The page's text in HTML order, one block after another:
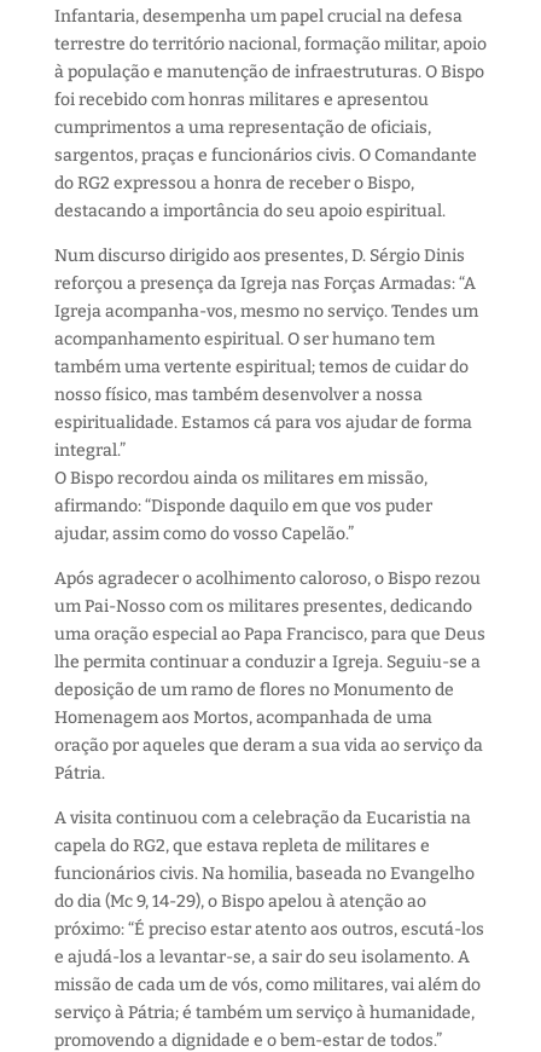
Infantaria, desempenha um papel crucial na defesa
terrestre do território nacional, formação militar, apoio
à população e manutenção de infraestruturas. O Bispo
foi recebido com honras militares e apresentou
cumprimentos a uma representação de oficiais,
sargentos, praças e funcionários civis. O Comandante
do RG2 expressou a honra de receber o Bispo,
destacando a importância do seu apoio espiritual.
Num discurso dirigido aos presentes, D. Sérgio Dinis
reforçou a presença da Igreja nas Forças Armadas: “A
Igreja acompanha-vos, mesmo no serviço. Tendes um
acompanhamento espiritual. O ser humano tem
também uma vertente espiritual; temos de cuidar do
nosso físico, mas também desenvolver a nossa
espiritualidade. Estamos cá para vos ajudar de forma
integral.”
O Bispo recordou ainda os militares em missão,
afirmando: “Disponde daquilo em que vos puder
ajudar, assim como do vosso Capelão.”
Após agradecer o acolhimento caloroso, o Bispo rezou
um Pai-Nosso com os militares presentes, dedicando
uma oração especial ao Papa Francisco, para que Deus
lhe permita continuar a conduzir a Igreja. Seguiu-se a
deposição de um ramo de flores no Monumento de
Homenagem aos Mortos, acompanhada de uma
oração por aqueles que deram a sua vida ao serviço da
Pátria.
A visita continuou com a celebração da Eucaristia na
capela do RG2, que estava repleta de militares e
funcionários civis. Na homilia, baseada no Evangelho
do dia (Mc 9, 14-29), o Bispo apelou à atenção ao
próximo: “É preciso estar atento aos outros, escutá-los
e ajudá-los a levantar-se, a sair do seu isolamento. A
missão de cada um de vós, como militares, vai além do
serviço à Pátria; é também um serviço à humanidade,
promovendo a dignidade e o bem-estar de todos.”